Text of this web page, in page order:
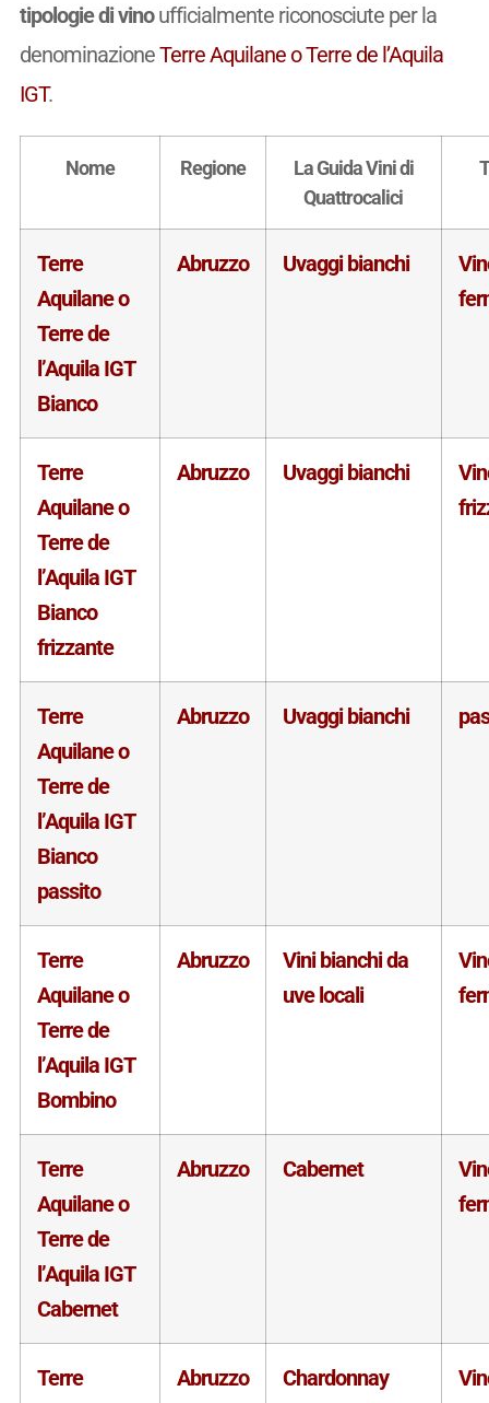
tipologie di vinoufficialmente riconosciute per la
denominazioneTerre Aquilane o Terre de l’Aquila
IGT.
Nome Regione
La Guida Vini di
Quattrocalici
Terre
Aquilane o
Terre de
l’Aquila IGT
Bianco
Abruzzo Uvaggi bianchi
Terre
Aquilane o
Terre de
l’Aquila IGT
Bianco
frizzante
Abruzzo Uvaggi bianchi
Terre
Aquilane o
Terre de
l’Aquila IGT
Bianco
passito
Abruzzo Uvaggi bianchi
Terre
Aquilane o
Terre de
l’Aquila IGT
Bombino
Abruzzo
Vini bianchi da
uve locali
Terre
Aquilane o
Terre de
l’Aquila IGT
Cabernet
Abruzzo Cabernet
Terre
Abruzzo Chardonnay